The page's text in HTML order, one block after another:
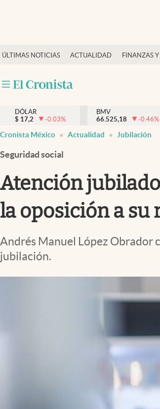
ÚLTIMAS NOTICIAS ACTUALIDAD FINANZAS
Actualidad
Internacionales
Opinión
Brand Strategy
Vida y estilo
Tv
Espiritualidad
DÓLAR
$ 17,2 -0.03%
BMV
66.525,18
-0.46%
Cronista México Actualidad Jubilación
Seguridad social
Atención
la oposición a su
Andrés Manuel López Obrador
jubilación.